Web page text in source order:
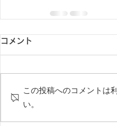
コメント
この投稿へのコメントは
い。